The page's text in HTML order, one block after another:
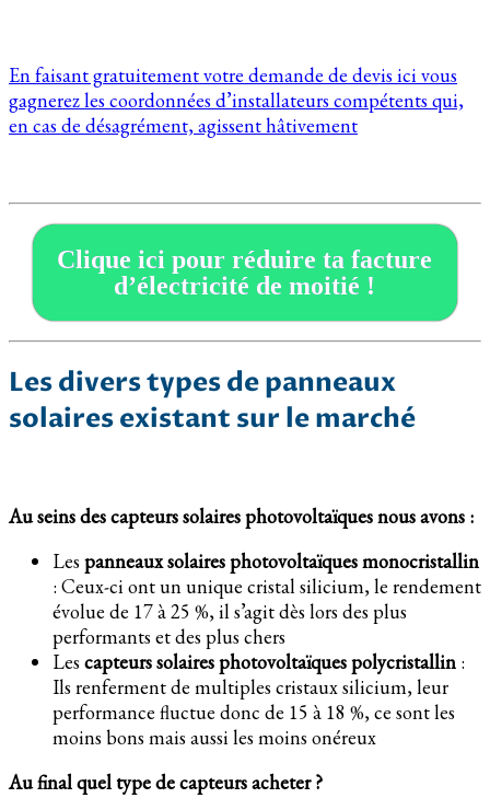
En faisant gratuitement votre demande de devis ici vous
gagnerez les coordonnées d’installateurs compétents qui,
en cas de désagrément, agissent hâtivement
Clique ici pour réduire ta facture
d’électricité de moitié !
Les divers types de panneaux
solaires existant sur le marché
Au seins des capteurs solaires photovoltaïques nous avons :
Les panneaux solaires photovoltaïques monocristallin
: Ceux-ci ont un unique cristal silicium, le rendement
évolue de 17 à 25 %, il s’agit dès lors des plus
performants et des plus chers
Les capteurs solaires photovoltaïques polycristallin :
Ils renferment de multiples cristaux silicium, leur
performance fluctue donc de 15 à 18 %, ce sont les
moins bons mais aussi les moins onéreux
Au final quel type de capteurs acheter ?